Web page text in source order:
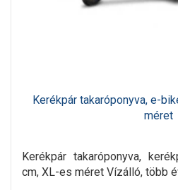
Kerékpár takaróponyva, e-
méret
Kerékpár takaróponyva,
cm, XL-es méret Vízálló, több